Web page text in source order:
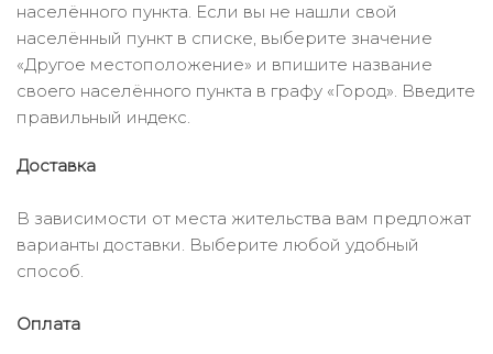
населённого пункта. Если вы не нашли свой
населённый пункт в списке, выберите значение
«Другое местоположение» и впишите название
своего населённого пункта в графу «Город». Введите
правильный индекс.
Доставка
В зависимости от места жительства вам предложат
варианты доставки. Выберите любой удобный
способ.
Оплата